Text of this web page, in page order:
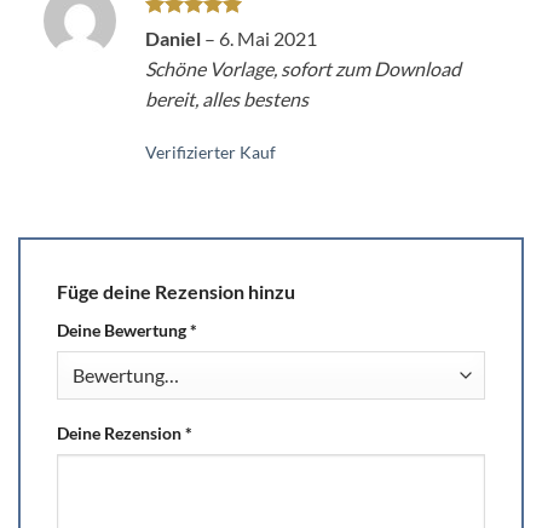
Bewertet
mit5von
5
Daniel – 6. Mai 2021
Schöne Vorlage, sofort zum Download
bereit, alles bestens
Verifizierter Kauf
Füge deine Rezension hinzu
Deine Bewertung*
Deine Rezension*